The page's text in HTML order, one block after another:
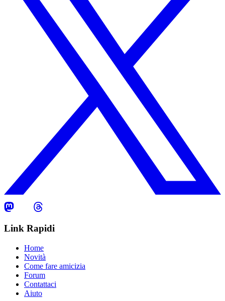
Link Rapidi
Home
Novità
Come fare amicizia
Forum
Contattaci
Aiuto